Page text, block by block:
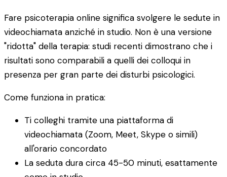
Fare psicoterapia online significa svolgere le sedute in
videochiamata anziché in studio. Non è una versione
"ridotta" della terapia: studi recenti dimostrano che i
risultati sono comparabili a quelli dei colloqui in
presenza per gran parte dei disturbi psicologici.
Come funziona in pratica:
Ti colleghi tramite una piattaforma di
videochiamata (Zoom, Meet, Skype o simili)
all'orario concordato
La seduta dura circa 45-50 minuti, esattamente